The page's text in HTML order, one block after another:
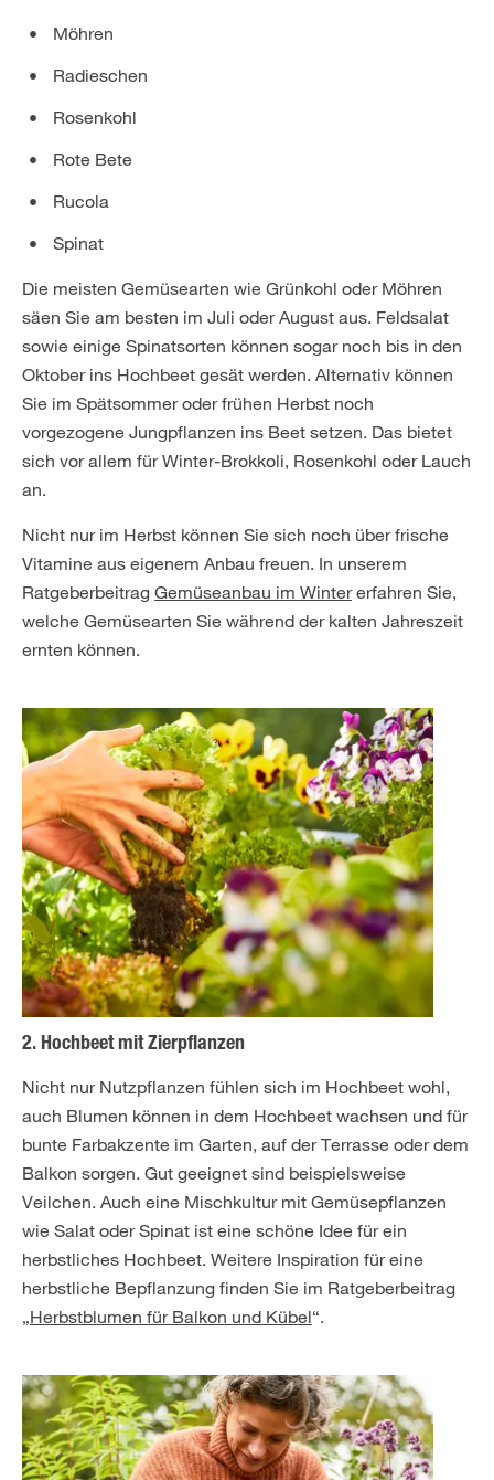
Möhren
Radieschen
Rosenkohl
Rote Bete
Rucola
Spinat
Die meisten Gemüsearten wie Grünkohl oder Möhren
säen Sie am besten im Juli oder August aus. Feldsalat
sowie einige Spinatsorten können sogar noch bis in den
Oktober ins Hochbeet gesät werden. Alternativ können
Sie im Spätsommer oder frühen Herbst noch
vorgezogene Jungpflanzen ins Beet setzen. Das bietet
sich vor allem für Winter-Brokkoli, Rosenkohl oder Lauch
an.
Nicht nur im Herbst können Sie sich noch über frische
Vitamine aus eigenem Anbau freuen. In unserem
Ratgeberbeitrag Gemüseanbau im Wintererfahren Sie,
welche Gemüsearten Sie während der kalten Jahreszeit
ernten können.
2. Hochbeet mit Zierpflanzen
Nicht nur Nutzpflanzen fühlen sich im Hochbeet wohl,
auch Blumen können in dem Hochbeet wachsen und für
bunte Farbakzente im Garten, auf der Terrasse oder dem
Balkon sorgen. Gut geeignet sind beispielsweise
Veilchen. Auch eine Mischkultur mit Gemüsepflanzen
wie Salat oder Spinat ist eine schöne Idee für ein
herbstliches Hochbeet. Weitere Inspiration für eine
herbstliche Bepflanzung finden Sie im Ratgeberbeitrag
„Herbstblumen für Balkon und Kübel“.